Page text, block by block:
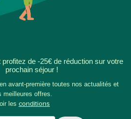
de -25€ de réduction sur votre
prochain séjour !
avant-première toutes nos actualités et
meilleures offres.
les conditions